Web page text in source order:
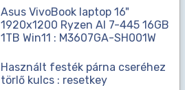
Asus VivoBook laptop 16"
1920x1200 Ryzen AI 7-445 16GB
1TB Win11 : M3607GA-SH001W
Használt festék párna cseréhez
törlő kulcs : resetkey